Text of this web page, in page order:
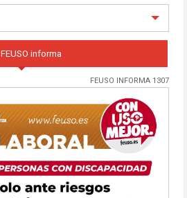
FEUSO informa
FEUSO INFORMA 1307